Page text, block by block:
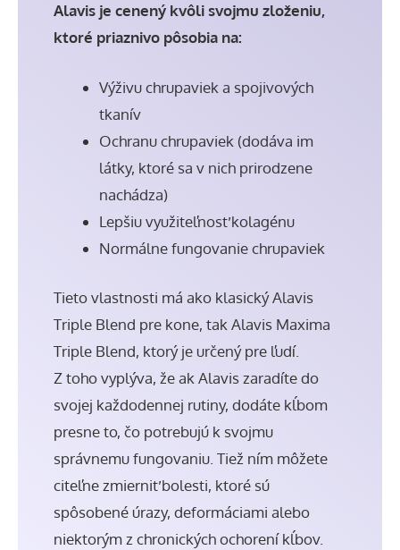
Alavis je cenený kvôli svojmu zloženiu,
ktoré priaznivo pôsobia na:
Výživu chrupaviek a spojivových
tkanív
Ochranu chrupaviek (dodáva im
látky, ktoré sa v nich prirodzene
nachádza)
Lepšiu využiteľnosť kolagénu
Normálne fungovanie chrupaviek
Tieto vlastnosti má ako klasický Alavis
Triple Blend pre kone, tak Alavis Maxima
Triple Blend, ktorý je určený pre ľudí.
Z toho vyplýva, že ak Alavis zaradíte do
svojej každodennej rutiny, dodáte kĺbom
presne to, čo potrebujú k svojmu
správnemu fungovaniu. Tiež ním môžete
citeľne zmierniť bolesti, ktoré sú
spôsobené úrazy, deformáciami alebo
niektorým z chronických ochorení kĺbov.